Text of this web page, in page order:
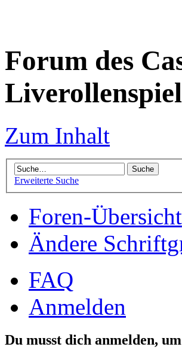
Forum des
Liverollenspiel
Zum Inhalt
Erweiterte Suche
Foren-Übersicht
Ändere
FAQ
Anmelden
Du musst dich anmelden,